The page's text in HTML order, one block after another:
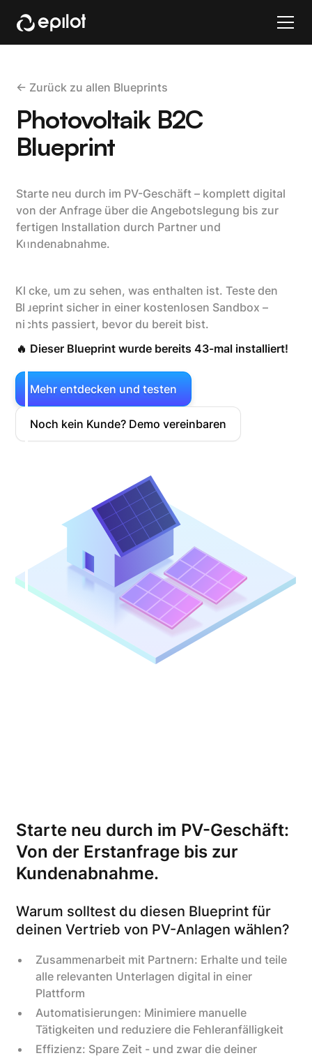
<- Zurück zu allen Blueprints
Photovoltaik B2C
Blueprint
Starte neu durch im PV-Geschäft – komplett digital
von der Anfrage über die Angebotslegung bis zur
fertigen Installation durch Partner und
Kundenabnahme.
Klicke, um zu sehen, was enthalten ist. Teste den
Blueprint sicher in einer kostenlosen Sandbox –
nichts passiert, bevor du bereit bist.
🔥 Dieser Blueprint wurde bereits 43-mal installiert!
Mehr entdecken und testen
Noch kein Kunde? Demo vereinbaren
Starte neu durch im PV-Geschäft:
Von der Erstanfrage bis zur
Kundenabnahme.
Warum solltest du diesen Blueprint für
deinen Vertrieb von PV-Anlagen wählen?
Zusammenarbeit mit Partnern: Erhalte und teile
alle relevanten Unterlagen digital in einer
Plattform
Automatisierungen: Minimiere manuelle
Tätigkeiten und reduziere die Fehleranfälligkeit
Effizienz: Spare Zeit - und zwar die deiner